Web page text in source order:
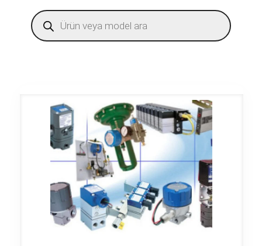
Products
search